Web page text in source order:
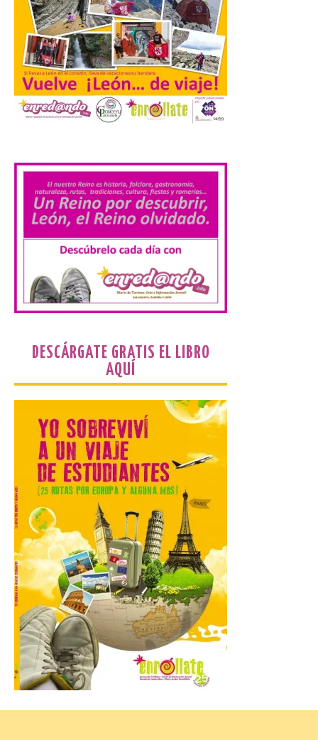
natural que permite disfrutar de
actividades de astroturismo durante todo
el año. La Dirección General de Turismo
ha puesto en marcha diversas iniciativas
relacionadas […]
Cabárceno prepara tres
enclaves privilegiados
agosto
8 Ago 2026
El parque amplía su
horario y refuerza los
hostelería. En Alto
Campoo continuará la
programación musical de Estación
Sonora. Peña Cabarga, elegido lugar
seguridad y acceso […]
Gijon prohíbe el baño en
San Lorenzo, Poniente y
Arbeyal el día del eclipse a
partir de las 19.00 horas.
8 Ago 2026
Incide en que el eclipse se
verá desde múltiples
puntos de la ciudad, por lo
que no será necesario
desplazarse y se
recomienda no acudir a Gijón/Xixón en
coche ni usarlo ese día. Los accesos a
la Campa Torres y La […]
La decimonovena
fotografía de León de…
viaje nos llega desde la
Madrid
DESCÁRGATE GRATIS EL LIBRO
AQUÍ